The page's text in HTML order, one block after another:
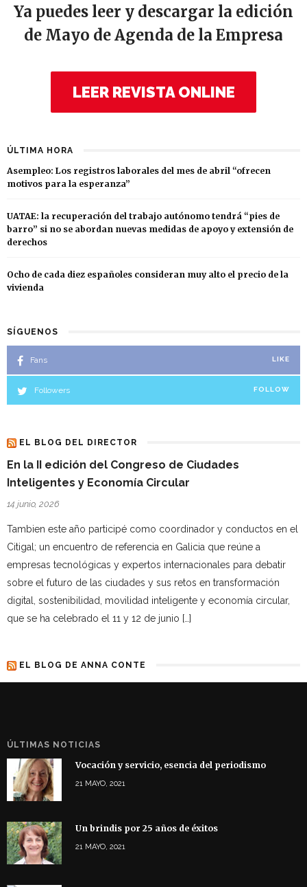
Ya puedes leer y descargar la edición
de Mayo de Agenda de la Empresa
LEER REVISTA ONLINE
ÚLTIMA HORA
Asempleo: Los registros laborales del mes de abril “ofrecen
motivos para la esperanza”
UATAE: la recuperación del trabajo autónomo tendrá “pies de
barro” si no se abordan nuevas medidas de apoyo y extensión de
derechos
Ocho de cada diez españoles consideran muy alto el precio de la
vivienda
SÍGUENOS
Fans LIKE
Followers FOLLOW
EL BLOG DEL DIRECTOR
En la II edición del Congreso de Ciudades
Inteligentes y Economía Circular
14 junio, 2026
Tambien este año participé como coordinador y conductos en el
Citigal; un encuentro de referencia en Galicia que reúne a
empresas tecnológicas y expertos internacionales para debatir
sobre el futuro de las ciudades y sus retos en transformación
digital, sostenibilidad, movilidad inteligente y economía circular,
que se ha celebrado el 11 y 12 de junio […]
EL BLOG DE ANNA CONTE
ÚLTIMAS NOTICIAS
Vocación y servicio, esencia del periodismo
21 MAYO, 2021
Un brindis por 25 años de éxitos
21 MAYO, 2021